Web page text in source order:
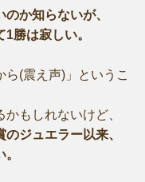
か知らないが、
勝は寂しい。
ら(震え声)」というこ
もしれないけど、
ジュエラー以来、